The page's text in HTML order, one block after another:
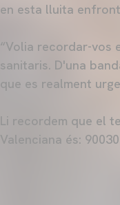
en esta lluita
“Volia recordar-vos
sanitaris. D'una
que es realment
Li recordem que el
Valenciana és: